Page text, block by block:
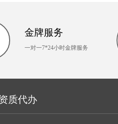
金牌服务
一对一7*24小时金牌服务
质代办